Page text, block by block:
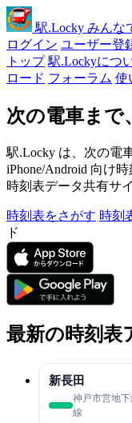
駅.Locky みんな
ログイン ユーザー登
トップ 駅.Lockyにつ
ロード フォーラム 使
次の電車まで
駅.Locky は、次の電
iPhone/Android 向け
時刻表データ共有サ
時刻表をさがす 時刻
ド
最新の時刻表
新長田
神戸市営地
線